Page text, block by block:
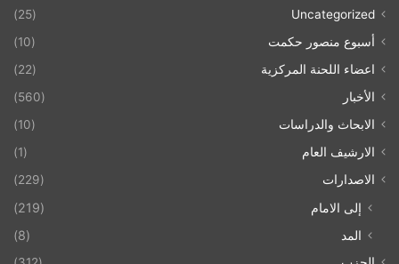
Uncategorized
(25)
أسبوع منصور حكمت
(10)
اعضاء اللحنة المركزية
(22)
الأخبار
(560)
الابحاث والدراسات
(10)
الارشيف العام
(1)
الاصدارات
(229)
إلى الامام
(219)
المد
(8)